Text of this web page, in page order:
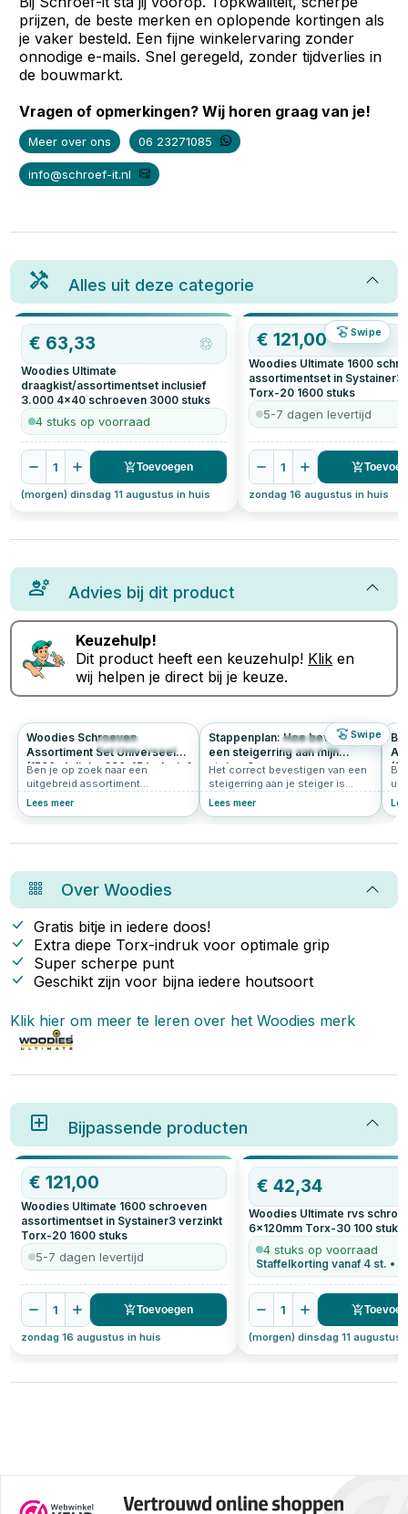
prijzen, de beste merken en oplopende kortingen als
je vaker besteld. Een fijne winkelervaring zonder
onnodige e-mails. Snel geregeld, zonder tijdverlies in
de bouwmarkt.
Vragen of opmerkingen? Wij horen graag van je!
Meer over ons 06 23271085
info@schroef-it.nl
Alles uit deze categorie
Swipe
€ 63,33
Woodies Ultimate
draagkist/assortimentset inclusief
3.000 4x40 schroeven 3000 stuks
4 stuks op voorraad
1 Toevoegen
(morgen) dinsdag 11 augustus in huis
€121,00
Woodies Ultimate 1600
assortimentset in Systainer3
Torx-20 1600 stuks
5-7 dagen levertijd
1
zondag 16 augustus in huis
Advies bij dit product
Keuzehulp!
Dit product heeft een keuzehulp! Klik en
wij helpen je direct bij je keuze.
Swipe
898
Woodies Schroeven
Assortiment Set Universeel
(1500-delig) - €80,45 Inclusief
Verzendkosten
Ben je op zoek naar een
uitgebreid assortiment
universele schroeven? Deze
keukenkastscharnieren tot het
monteren van balken voor een
muur. Deze 1500-delige set
biedt een ruime variëteit aan
schroeven die geschikt zijn
voor uiteenlopende
toepassingen.
Lees meer
346 4.9
Stappenplan: Hoe bevestig ik
een steigerring aan mijn
steiger?
Het correct bevestigen van een
steigerring aan je steiger is
essentieel voor een veilige
zelf kunt uitvoeren.
Lees meer
OverWoodies
Gratis bitje in iedere doos!
Extra diepe Torx-indruk voor optimale grip
Super scherpe punt
Geschikt zijn voor bijna iedere houtsoort
Klik hier om meer te leren over hetWoodies merk
Bijpassende producten
€121,00
Woodies Ultimate 1600 schroeven
assortimentset in Systainer3 verzinkt
Torx-20 1600 stuks
5-7 dagen levertijd
1 Toevoegen
zondag 16 augustus in huis
€42,34
Woodies Ultimate rvs
6x120mm Torx-30 100 stuks
4 stuks op voorraad
1
(morgen) dinsdag 11 augustus